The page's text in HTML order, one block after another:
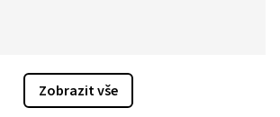
jak vypadá oslava svátku holí,
Zobrazit vše